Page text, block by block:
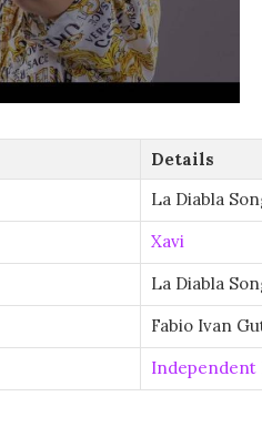
Details
La Diabla
Xavi
La Diabla
Fabio Ivan
Independent